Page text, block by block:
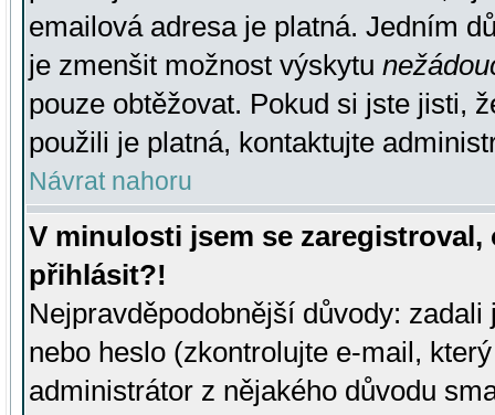
emailová adresa je platná. Jedním
je zmenšit možnost výskytu
pouze obtěžovat. Pokud si jste jisti,
použili je platná, kontaktujte
Návrat nahoru
V minulosti jsem se
přihlásit?!
Nejpravděpodobnější důvody:
nebo heslo (zkontrolujte e-mail,
administrátor z nějakého důvodu